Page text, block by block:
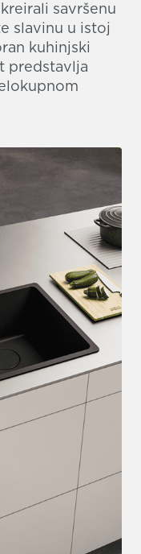
savršenu
slavinu u istoj
kuhinjski
predstavlja